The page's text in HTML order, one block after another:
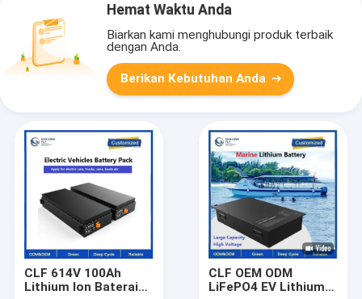
Hemat Waktu Anda
Biarkan kami menghubungi produk terbaik
dengan Anda.
Berikan Kebutuhan Anda
CLF 614V 100Ah
Lithium Ion Baterai
CLF OEM ODM
LiFePO4 EV Lithium